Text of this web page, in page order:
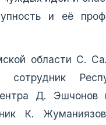
и её
области С.
Д. Эшчонов
К.